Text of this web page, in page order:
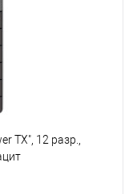
TX", 12 разр.,